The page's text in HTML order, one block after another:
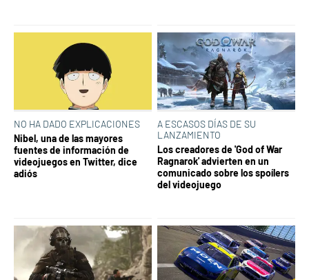
NO HA DADO EXPLICACIONES
Nibel, una de las mayores
fuentes de información de
videojuegos en Twitter, dice
adiós
A ESCASOS DÍAS DE SU
LANZAMIENTO
Los creadores de 'God of War
Ragnarok' advierten en un
comunicado sobre los spoílers
del videojuego